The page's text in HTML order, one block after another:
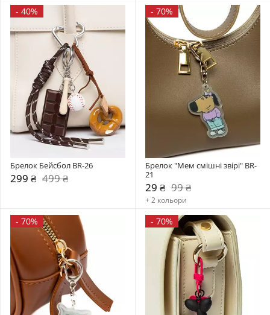
- 40%
Брелок Бейсбол BR-26
299 ₴ 499 ₴
- 70%
Брелок "Мем смішні звірі" BR-
21
29 ₴ 99 ₴
+ 2 кольори
- 70% - 70%